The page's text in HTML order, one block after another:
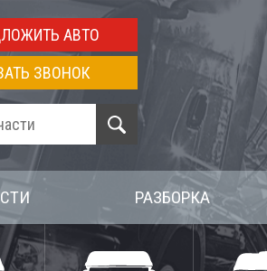
АВТО
ЗВОНОК
РАЗБОРКА